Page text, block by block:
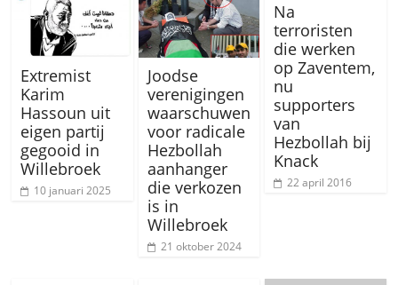
Extremist
Karim
Hassoun uit
eigen partij
gegooid in
Willebroek
10 januari 2025
Joodse
verenigingen
waarschuwen
voor radicale
Hezbollah
aanhanger
die verkozen
is in
Willebroek
21 oktober 2024
Na
terroristen
die werken
op Zaventem,
nu
supporters
van
Hezbollah bij
Knack
22 april 2016